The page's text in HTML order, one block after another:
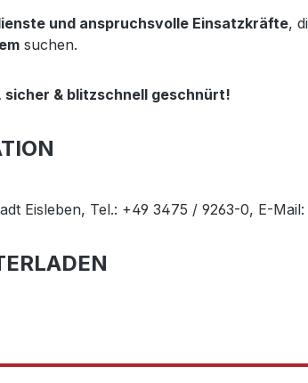
und anspruchsvolle Einsatzkräfte,
suchen.
sicher & blitzschnell geschnürt!
Eisleben, Tel.: +49 3475 / 9263-0, E-